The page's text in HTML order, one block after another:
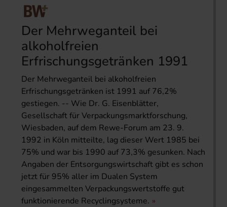
Der Mehrweganteil bei
alkoholfreien
Erfrischungsgetränken 1991
Der Mehrweganteil bei alkoholfreien
Erfrischungsgetränken ist 1991 auf 76,2%
gestiegen. -- Wie Dr. G. Eisenblätter,
Gesellschaft für Verpackungsmarktforschung,
Wiesbaden, auf dem Rewe-Forum am 23. 9.
1992 in Köln mitteilte, lag dieser Wert 1985 bei
75% und war bis 1990 auf 73,3% gesunken. Nach
Angaben der Entsorgungswirtschaft gibt es schon
jetzt für 95% aller im Dualen System
eingesammelten Verpackungswertstoffe gut
funktionierende Recyclingsysteme.